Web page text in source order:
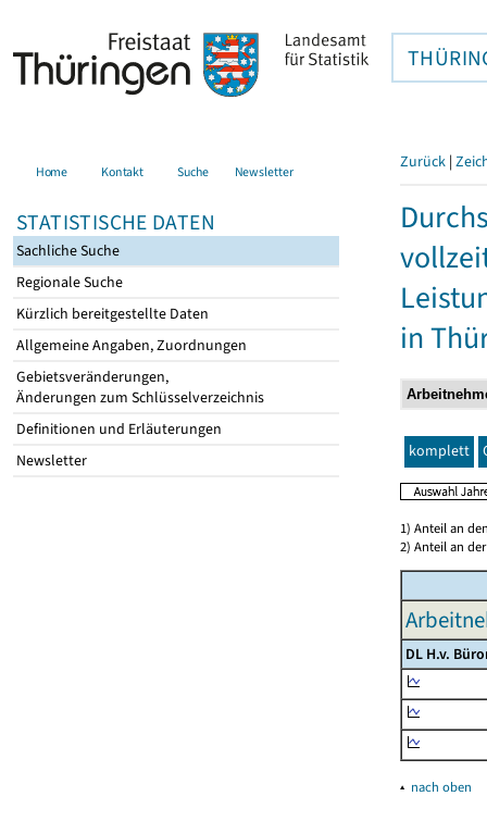
Home Kontakt Suche Newsletter
STATISTISCHE DATEN
Sachliche Suche
Regionale Suche
Kürzlich bereitgestellte Daten
Allgemeine Angaben, Zuordnungen
Gebietsveränderungen,
Änderungen zum Schlüsselverzeichnis
Definitionen und Erläuterungen
Newsletter
Zurück |
in
komplett
1) Anteil an
2) Anteil an
DL H.v.
▴ nach oben